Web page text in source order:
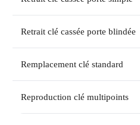
Retrait clé cassée porte blindée
Remplacement clé standard
Reproduction clé multipoints